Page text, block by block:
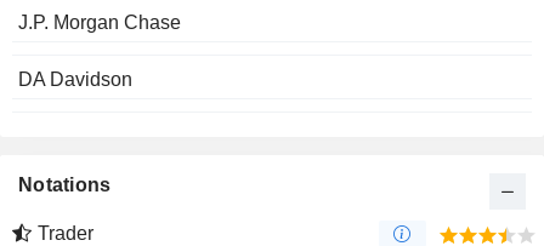
J.P. Morgan Chase
DA Davidson
Notations
Trader